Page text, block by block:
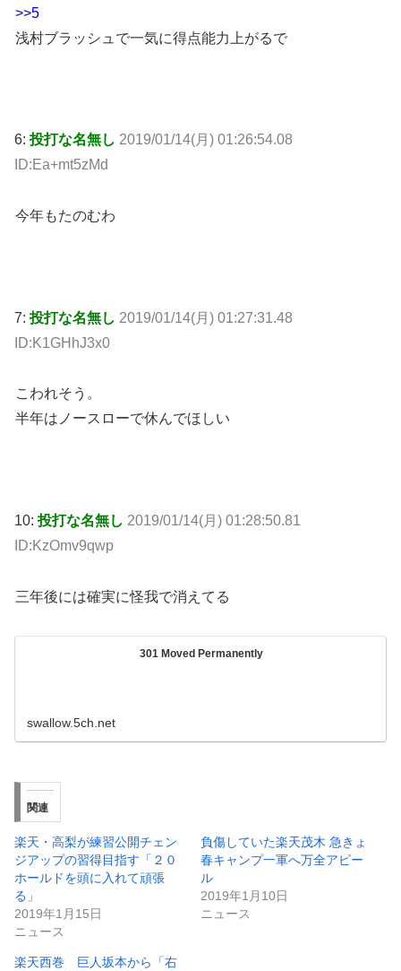
>>5
浅村ブラッシュで一気に得点能力上がるで
6:投打な名無し 2019/01/14(月) 01:26:54.08
ID:Ea+mt5zMd
今年もたのむわ
7:投打な名無し 2019/01/14(月) 01:27:31.48
ID:K1GHhJ3x0
こわれそう。
半年はノースローで休んでほしい
10:投打な名無し 2019/01/14(月) 01:28:50.81
ID:KzOmv9qwp
三年後には確実に怪我で消えてる
301 Moved Permanently
swallow.5ch.net
関連
楽天・高梨が練習公開チェン
ジアップの習得目指す「２０
ホールドを頭に入れて頑張
る」
2019年1月15日
ニュース
負傷していた楽天茂木 急きょ
春キャンプ一軍へ万全アピー
ル
2019年1月10日
ニュース
楽天西巻 巨人坂本から「右